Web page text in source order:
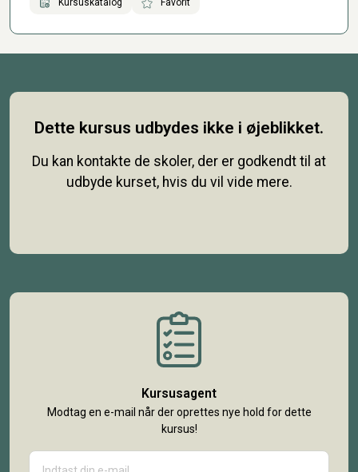
Kursuskatalog Favorit
Dette kursus udbydes ikke i øjeblikket.
Du kan kontakte de skoler, der er godkendt til at
udbyde kurset, hvis du vil vide mere.
Kursusagent
Modtag en e-mail når der oprettes nye hold for dette
kursus!